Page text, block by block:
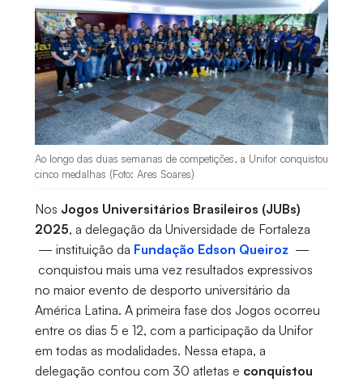
Ao longo das duas semanas de competições, a Unifor conquistou
cinco medalhas (Foto: Ares Soares)
Nos Jogos Universitários Brasileiros (JUBs)
2025, a delegação da Universidade de Fortaleza
— instituição da Fundação Edson Queiroz —
conquistou mais uma vez resultados expressivos
no maior evento de desporto universitário da
América Latina. A primeira fase dos Jogos ocorreu
entre os dias 5 e 12, com a participação da Unifor
em todas as modalidades. Nessa etapa, a
delegação contou com 30 atletas e conquistou